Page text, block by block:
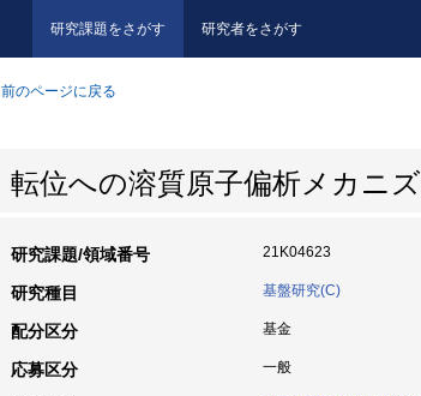
研究課題をさがす 研究者をさがす
前のページに戻る
転位への溶質原子偏析メカニ
研究課題/領域番号 21K04623
研究種目 基盤研究(C)
配分区分 基金
応募区分 一般